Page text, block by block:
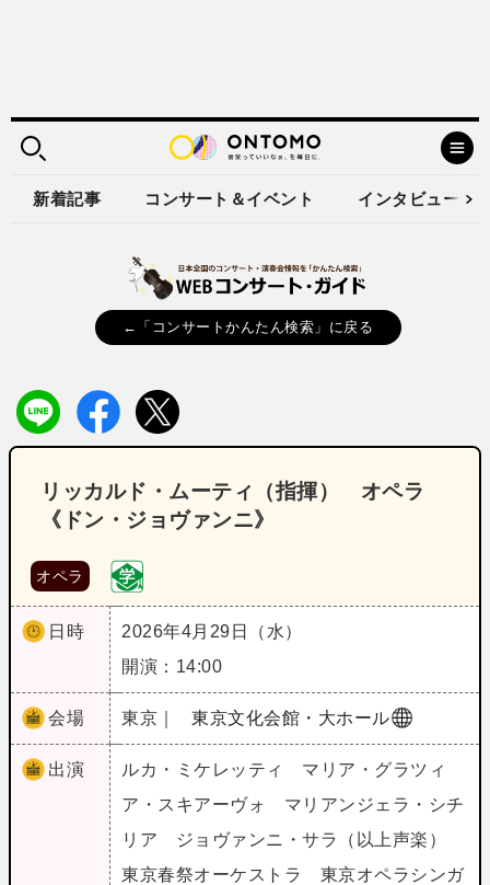
新着記事 コンサート＆イベント インタビュー
←「コンサートかんたん検索」に戻る
リッカルド・ムーティ（指揮） オペラ
《ドン・ジョヴァンニ》
オペラ
日時
2026年4月29日（水）
開演：14:00
会場 東京｜ 東京文化会館・大ホール
出演
ルカ・ミケレッティ マリア・グラツィ
ア・スキアーヴォ マリアンジェラ・シチ
リア ジョヴァンニ・サラ（以上声楽）
東京春祭オーケストラ 東京オペラシンガ